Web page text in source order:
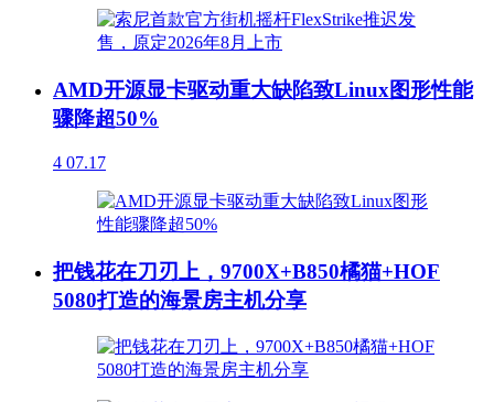
AMD开源显卡驱动重大缺陷致Linux图形性能
骤降超50%
4 07.17
把钱花在刀刃上，9700X+B850橘猫+HOF
5080打造的海景房主机分享